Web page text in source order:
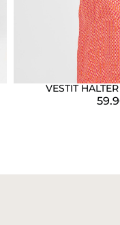
VESTIT